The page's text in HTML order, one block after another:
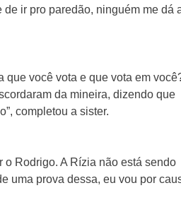
ir pro paredão, ninguém me dá
que você vota e que vota em
da mineira, dizendo que
completou a sister.
o Rodrigo. A Rízia não está sendo
uma prova dessa, eu vou por